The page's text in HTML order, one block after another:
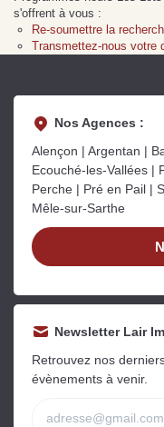
Procéder à des travaux
d’isolation à Fresnay-
Sarthe pour booster
vente
Gratuit
Estimez votre
Rapide et
en quelques
Estimer mon
s'offrent à vous :
Re-soumettre la
Transmettez-nous votre
Nos Agences :
Alençon | Argentan |
Ecouché-les-Vallées |
Perche | Pré en Pail |
Mêle-sur-Sarthe
Newsletter Lair
Retrouvez nos
évènements à venir.